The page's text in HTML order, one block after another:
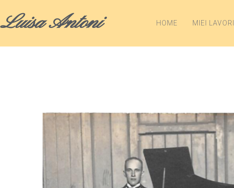
Luisa Antoni HOME MIEI LAVORI